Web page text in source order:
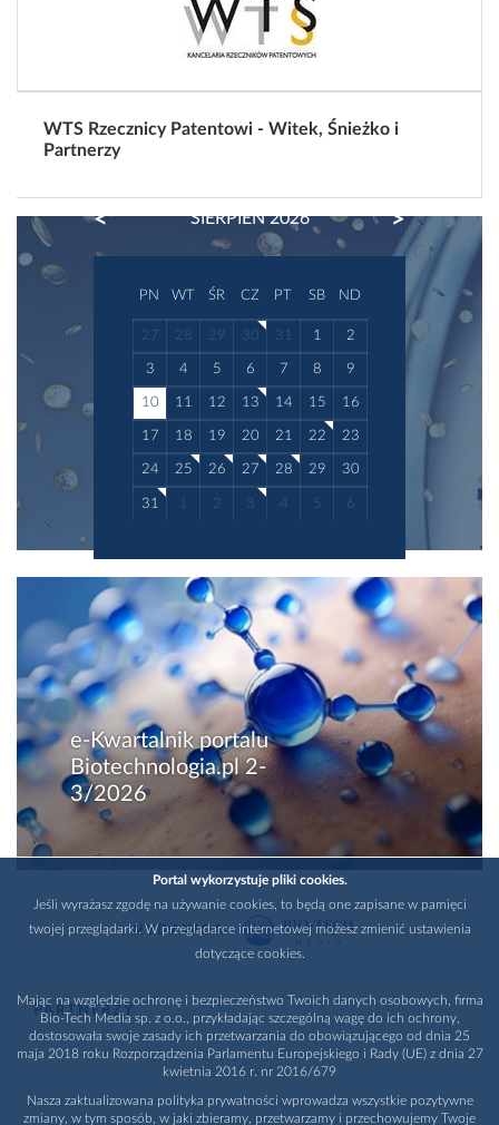
WTS Rzecznicy Patentowi - Witek, Śnieżko i
Partnerzy
SIERPIEŃ 2026
PREVIOUS NEXT
PN WT ŚR CZ PT SB ND
27 28 29 30 31 1 2
3 4 5 6 7 8 9
10 11 12 13 14 15 16
17 18 19 20 21 22 23
24 25 26 27 28 29 30
31 1 2 3 4 5 6
e-Kwartalnik portalu
Biotechnologia.pl 2-
3/2026
WYDAWCA
PARTNERZY
Portal wykorzystuje pliki cookies.
Jeśli wyrażasz zgodę na używanie cookies, to będą one zapisane w pamięci
twojej przeglądarki. W przeglądarce internetowej możesz zmienić ustawienia
dotyczące cookies.
Mając na względzie ochronę i bezpieczeństwo Twoich danych osobowych, firma
Bio-Tech Media sp. z o.o., przykładając szczególną wagę do ich ochrony,
dostosowała swoje zasady ich przetwarzania do obowiązującego od dnia 25
maja 2018 roku Rozporządzenia Parlamentu Europejskiego i Rady (UE) z dnia 27
kwietnia 2016 r. nr 2016/679
Nasza zaktualizowana polityka prywatności wprowadza wszystkie pozytywne
zmiany, w tym sposób, w jaki zbieramy, przetwarzamy i przechowujemy Twoje